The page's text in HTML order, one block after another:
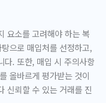
요소를 고려해야 하는 복
으로 매입처를 선정하고,
다. 또한, 매입 시 주의사항
올바르게 평가받는 것이
신뢰할 수 있는 거래를 진